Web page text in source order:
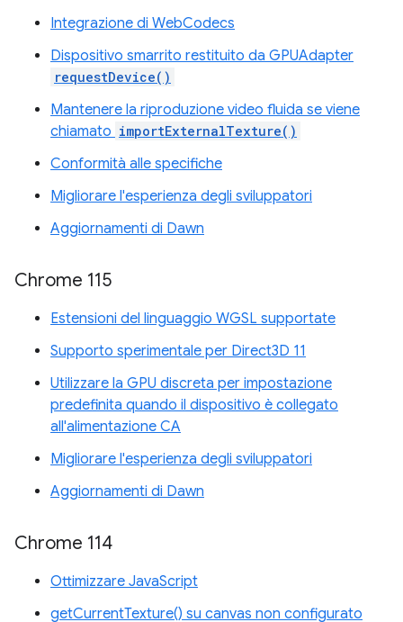
Integrazione di WebCodecs
Dispositivo smarrito restituito da GPUAdapter
requestDevice()
Mantenere la riproduzione video fluida se viene
chiamato importExternalTexture()
Conformità alle specifiche
Migliorare l'esperienza degli sviluppatori
Aggiornamenti di Dawn
Chrome 115
Estensioni del linguaggio WGSL supportate
Supporto sperimentale per Direct3D 11
Utilizzare la GPU discreta per impostazione
predefinita quando il dispositivo è collegato
all'alimentazione CA
Migliorare l'esperienza degli sviluppatori
Aggiornamenti di Dawn
Chrome 114
Ottimizzare JavaScript
getCurrentTexture() su canvas non configurato